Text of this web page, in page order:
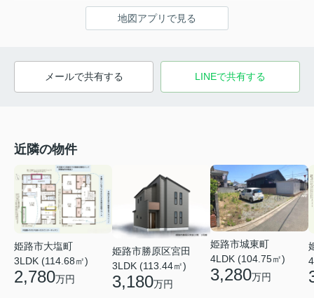
地図アプリで見る
メールで共有する LINEで共有する
近隣の物件
姫路市大塩町
3LDK (114.68㎡)
2,780万円
姫路市勝原区宮田
3LDK (113.44㎡)
3,180万円
姫路市城東町
4LDK (104.75㎡)
3,280万円